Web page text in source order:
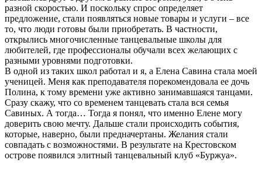
разной скоростью. И поскольку спрос определяет
предложение, стали появляться новые товары и услуги – все
то, что люди готовы были приобретать. В частности,
открылись многочисленные танцевальные школы для
любителей, где профессионалы обучали всех желающих с
разными уровнями подготовки.
В одной из таких школ работал и я, а Елена Савина стала моей
ученицей. Меня как преподавателя порекомендовала ее дочь
Полина, к тому времени уже активно занимавшаяся танцами.
Сразу скажу, что со временем танцевать стала вся семья
Савиных. А тогда… Тогда я понял, что именно Елене могу
доверить свою мечту. Дальше стали происходить события,
которые, наверно, были предначертаны. Желания стали
совпадать с возможностями. В результате на Крестовском
острове появился элитный танцевальный клуб «Буржуа».